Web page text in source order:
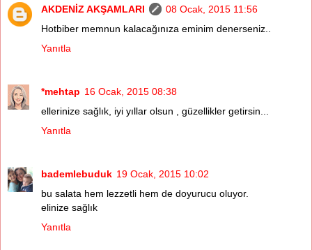
AKDENİZ AKŞAMLARI
08 Ocak, 2015 11:56
Hotbiber memnun kalacağınıza eminim denerseniz..
Yanıtla
*mehtap 16 Ocak, 2015 08:38
ellerinize sağlık, iyi yıllar olsun , güzellikler getirsin...
Yanıtla
bademlebuduk 19 Ocak, 2015 10:02
bu salata hem lezzetli hem de doyurucu oluyor.
elinize sağlık
Yanıtla